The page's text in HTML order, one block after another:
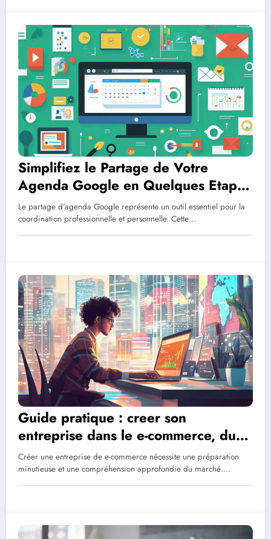
Simplifiez le Partage de Votre
Agenda Google en Quelques Etapes
: Protection et Controle d’Acces
Le partage d'agenda Google représente un outil essentiel pour la
coordination professionnelle et personnelle. Cette…
Guide pratique : creer son
entreprise dans le e-commerce, du
business plan au succes en 2018
Créer une entreprise de e-commerce nécessite une préparation
minutieuse et une compréhension approfondie du marché.…